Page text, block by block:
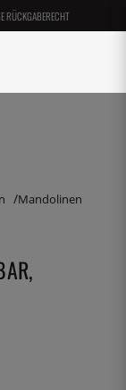
RÜCKGABERECHT
Mandolinen
S